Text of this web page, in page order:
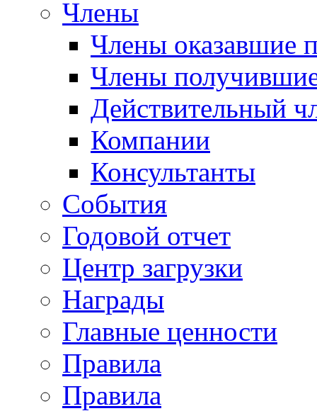
Члены
Члены оказавшие
Члены
Действительный
Компании
Консультанты
События
Годовой отчет
Центр загрузки
Награды
Главные ценности
Правила
Правила